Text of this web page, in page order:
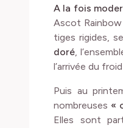
A la fois
Ascot
tiges rigides,
doré,
l’arrivée du
Puis au
nombreuses «
Elles sont